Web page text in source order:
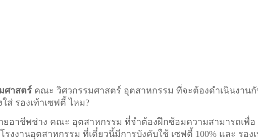
ศาสตร์ คณะ วิศวกรรมศาสตร์ อุตสาหกรรม ที่จะต้องดำเนินงานกั
ส่ รองเท้าเซฟตี้ ไหม?
ยอาชีพช่าง คณะ อุตสาหกรรม ที่จำต้องฝึกซ้อมความสามารถเพื่อ
งงานอุตสาหกรรม ที่เดี๋ยวนี้มีการบังคับใช้ เซฟตี้ 100% และ รอง